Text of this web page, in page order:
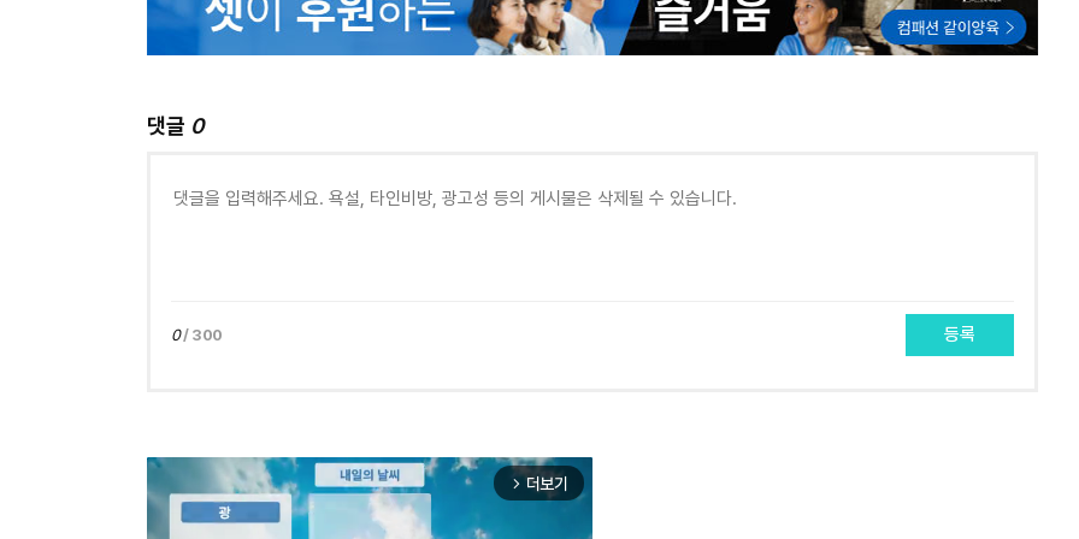
댓글 0
0/ 300 등록
arrow_forward_ios 더보기